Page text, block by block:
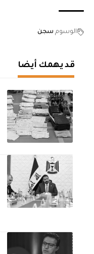
الوسوم سجن
قد يهمك أيضا